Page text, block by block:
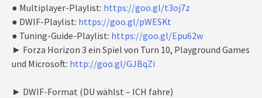
● Multiplayer-Playlist: https://goo.gl/t3oj7z
● DWIF-Playlist: https://goo.gl/pWESKt
● Tuning-Guide-Playlist: https://goo.gl/Epu62w
► Forza Horizon 3 ein Spiel von Turn 10, Playground Games
und Microsoft: http://goo.gl/GJBqZi
► DWIF-Format (DU wählst – ICH fahre)